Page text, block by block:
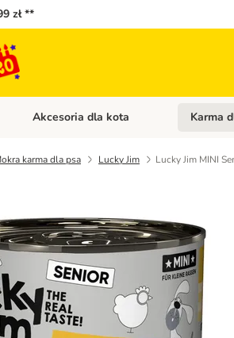
zł **
Otwórz menu kategorii: Karma dla kota
Akcesoria dla kota Otwórz
Karma
karma dla psa Lucky Jim
Lucky Jim MINI